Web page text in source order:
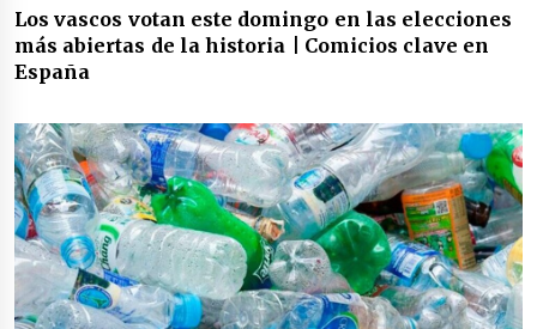
Los vascos votan este domingo en las elecciones
más abiertas de la historia | Comicios clave en
España